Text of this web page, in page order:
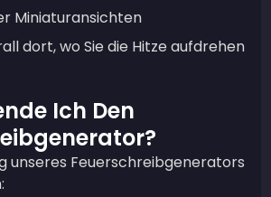
Miniaturansichten
dort, wo Sie die Hitze aufdrehen
Ich Den
unseres Feuerschreibgenerators